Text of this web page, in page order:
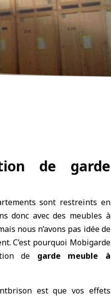
de garde
sont restreints en
donc avec des meubles à
nous n’avons pas idée de
C’est pourquoi Mobigarde
de garde meuble à
est que vos effets